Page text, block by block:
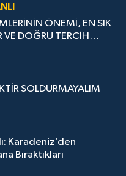
ÖNEMİ, EN SIK
VE DOĞRU TERCİH
SOLDURMAYALIM
Karadeniz’den
Bıraktıkları